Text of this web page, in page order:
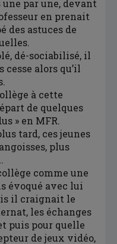
par une, devant
en prenait
des astuces de
dé-sociabilisé, il
alors qu’il
à cette
de quelques
» en MFR.
tard, ces jeunes
plus
comme une
évoqué avec lui
il craignait le
les échanges
puis pour quelle
de jeux vidéo,